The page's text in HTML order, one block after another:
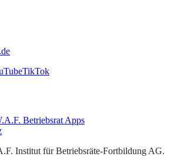
TikTok
Betriebsrat Apps
Institut für Betriebsräte-Fortbildung AG.